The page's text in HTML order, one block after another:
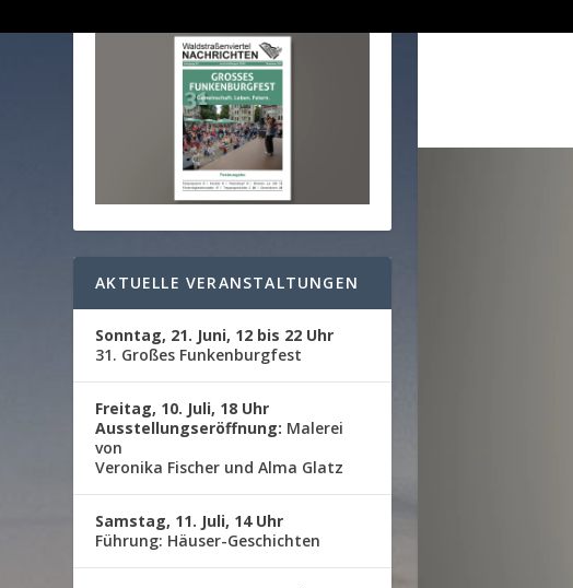
AKTUELLE VERANSTALTUNGEN
Sonntag, 21. Juni, 12 bis 22 Uhr
31. Großes Funkenburgfest
Freitag, 10. Juli, 18 Uhr
Ausstellungseröffnung: Malerei
von
Veronika Fischer und Alma Glatz
Samstag, 11. Juli, 14 Uhr
Führung: Häuser-Geschichten